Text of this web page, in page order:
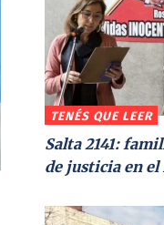
TENÉS QUE LEER
Salta 2141:
de justicia en